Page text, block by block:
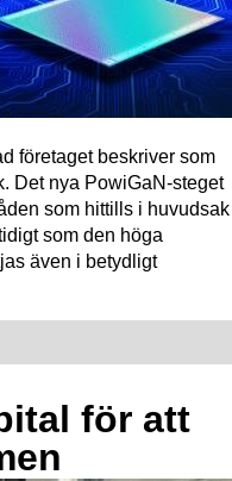
företaget beskriver som
Det nya PowiGaN-steget
som hittills i huvudsak
som den höga
även i betydligt
för att